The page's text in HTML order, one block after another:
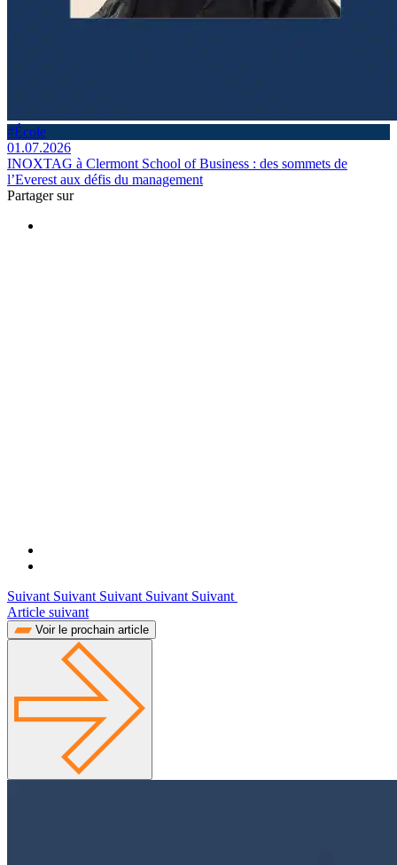
#École
01.07.2026
INOXTAG à Clermont School of Business : des sommets de
l’Everest aux défis du management
Partager sur
Suivant Suivant Suivant Suivant Suivant
Article suivant
Voir le prochain article